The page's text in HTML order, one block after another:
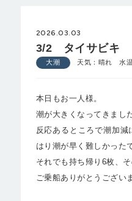
2026.03.03
3/2 タイサビキ
大潮 天気：晴れ 水温
本日もお一人様。
潮が大きくなってきまし
反応あるところで潮加
はり潮が早く難しかった
それでも持ち帰り6枚、
ご乗船ありがとうござい